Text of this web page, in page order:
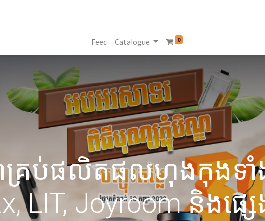
Feed Catalogue 0
គ្រប់ផលិតផលហុងកុងទាំ
LIT, Joyroom និងផ្ស